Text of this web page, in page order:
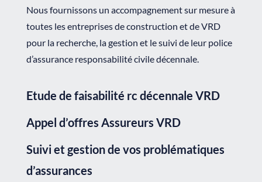
Nous fournissons un accompagnement sur mesure à
toutes les entreprises de construction et de VRD
pour la recherche, la gestion et le suivi de leur police
d’assurance responsabilité civile décennale.
Etude de faisabilité rc décennale VRD
Appel d’offres Assureurs VRD
Suivi et gestion de vos problématiques
d’assurances